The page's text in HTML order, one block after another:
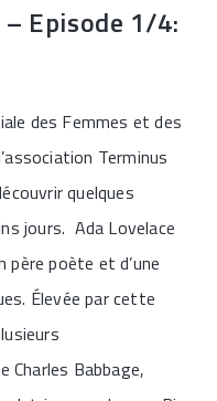
– Episode 1/4:
des Femmes et des
Terminus
quelques
jours. Ada Lovelace
père poète et d’une
Élevée par cette
Charles Babbage,